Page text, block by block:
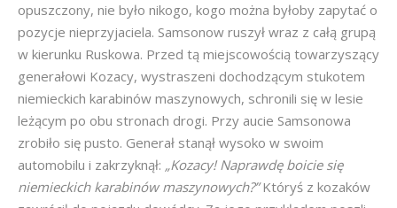
opuszczony, nie było nikogo, kogo można byłoby zapytać o
pozycje nieprzyjaciela. Samsonow ruszył wraz z całą grupą
w kierunku Ruskowa. Przed tą miejscowością towarzyszący
generałowi Kozacy, wystraszeni dochodzącym stukotem
niemieckich karabinów maszynowych, schronili się w lesie
leżącym po obu stronach drogi. Przy aucie Samsonowa
zrobiło się pusto. Generał stanął wysoko w swoim
automobilu i zakrzyknął: „Kozacy! Naprawdę boicie się
niemieckich karabinów maszynowych?”Któryś z kozaków